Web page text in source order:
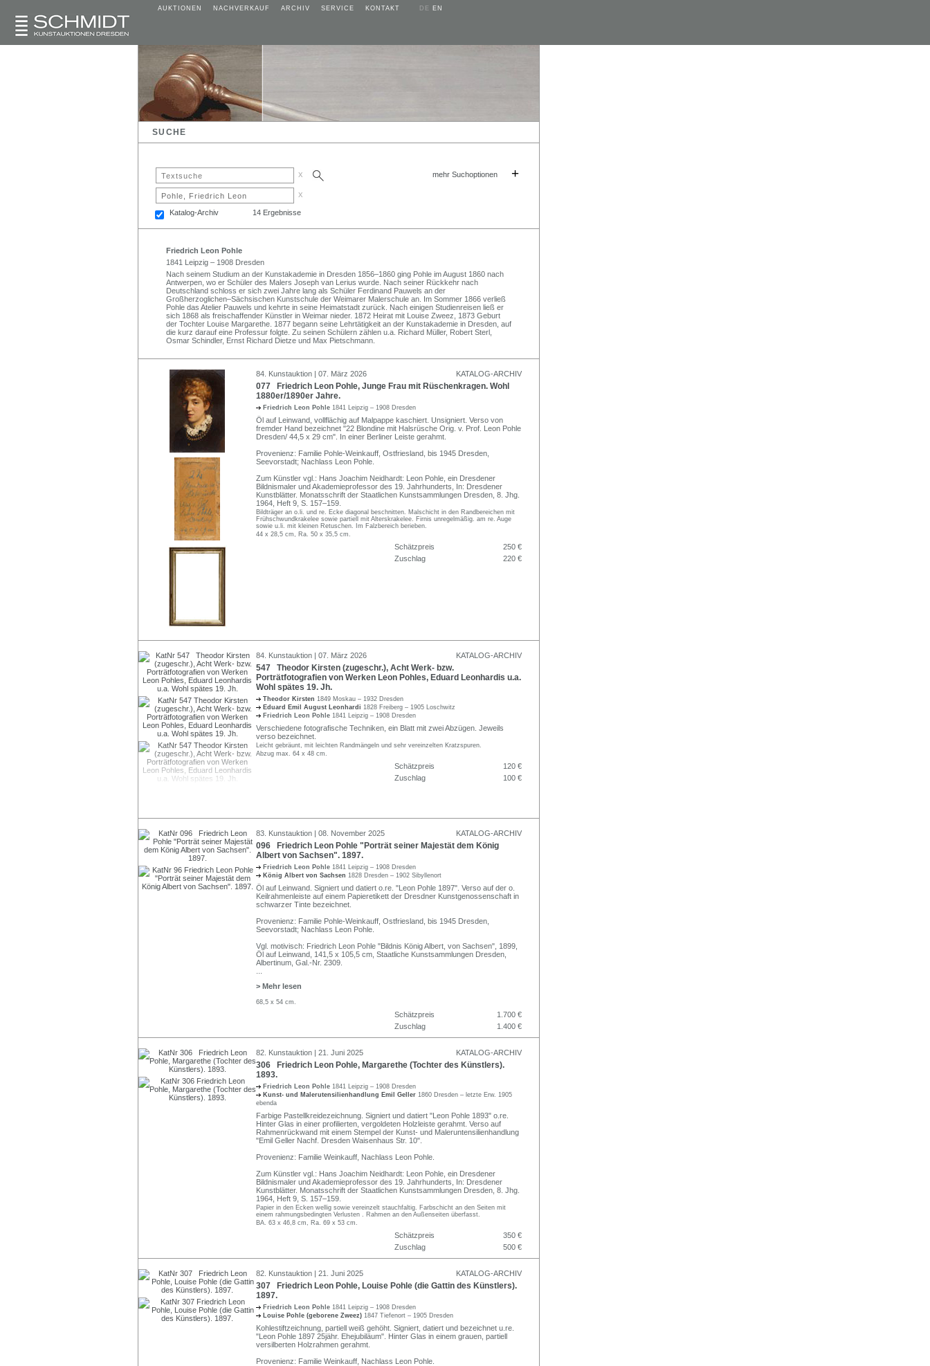
AUKTIONEN NACHVERKAUF ARCHIV SERVICE KONTAKT DE EN
SUCHE
x mehr Suchoptionen +
x
Katalog-Archiv 14 Ergebnisse
Friedrich Leon Pohle
1841 Leipzig – 1908 Dresden
Nach seinem Studium an der Kunstakademie in Dresden 1856–1860 ging Pohle im August 1860 nach
Antwerpen, wo er Schüler des Malers Joseph van Lerius wurde. Nach seiner Rückkehr nach
Deutschland schloss er sich zwei Jahre lang als Schüler Ferdinand Pauwels an der
Großherzoglichen–Sächsischen Kunstschule der Weimarer Malerschule an. Im Sommer 1866 verließ
Pohle das Atelier Pauwels und kehrte in seine Heimatstadt zurück. Nach einigen Studienreisen ließ er
sich 1868 als freischaffender Künstler in Weimar nieder. 1872 Heirat mit Louise Zweez, 1873 Geburt
der Tochter Louise Margarethe. 1877 begann seine Lehrtätigkeit an der Kunstakademie in Dresden, auf
die kurz darauf eine Professur folgte. Zu seinen Schülern zählen u.a. Richard Müller, Robert Sterl,
Osmar Schindler, Ernst Richard Dietze und Max Pietschmann.
84. Kunstauktion | 07. März 2026 KATALOG-ARCHIV
077 Friedrich Leon Pohle, Junge Frau mit Rüschenkragen. Wohl
1880er/1890er Jahre.
Friedrich Leon Pohle 1841 Leipzig – 1908 Dresden
Öl auf Leinwand, vollflächig auf Malpappe kaschiert. Unsigniert. Verso von
fremder Hand bezeichnet "22 Blondine mit Halsrüsche Orig. v. Prof. Leon Pohle
Dresden/ 44,5 x 29 cm". In einer Berliner Leiste gerahmt.
Provenienz: Familie Pohle-Weinkauff, Ostfriesland, bis 1945 Dresden,
Seevorstadt; Nachlass Leon Pohle.
Zum Künstler vgl.: Hans Joachim Neidhardt: Leon Pohle, ein Dresdener
Bildnismaler und Akademieprofessor des 19. Jahrhunderts, In: Dresdener
Kunstblätter. Monatsschrift der Staatlichen Kunstsammlungen Dresden, 8. Jhg.
1964, Heft 9, S. 157–159.
Bildträger an o.li. und re. Ecke diagonal beschnitten. Malschicht in den Randbereichen mit
Frühschwundkrakelee sowie partiell mit Alterskrakelee. Firnis unregelmäßig. am re. Auge
sowie u.li. mit kleinen Retuschen. Im Falzbereich berieben.
44 x 28,5 cm, Ra. 50 x 35,5 cm.
Schätzpreis
250 €
Zuschlag
220 €
84. Kunstauktion | 07. März 2026 KATALOG-ARCHIV
547 Theodor Kirsten (zugeschr.), Acht Werk- bzw.
Porträtfotografien von Werken Leon Pohles, Eduard Leonhardis u.a.
Wohl spätes 19. Jh.
Theodor Kirsten 1849 Moskau – 1932 Dresden
Eduard Emil August Leonhardi 1828 Freiberg – 1905 Loschwitz
Friedrich Leon Pohle 1841 Leipzig – 1908 Dresden
Verschiedene fotografische Techniken, ein Blatt mit zwei Abzügen. Jeweils
verso bezeichnet.
Leicht gebräunt, mit leichten Randmängeln und sehr vereinzelten Kratzspuren.
Abzug max. 64 x 48 cm.
Schätzpreis
120 €
Zuschlag
100 €
83. Kunstauktion | 08. November 2025 KATALOG-ARCHIV
096 Friedrich Leon Pohle "Porträt seiner Majestät dem König
Albert von Sachsen". 1897.
Friedrich Leon Pohle 1841 Leipzig – 1908 Dresden
König Albert von Sachsen 1828 Dresden – 1902 Sibyllenort
Öl auf Leinwand. Signiert und datiert o.re. "Leon Pohle 1897". Verso auf der o.
Keilrahmenleiste auf einem Papieretikett der Dresdner Kunstgenossenschaft in
schwarzer Tinte bezeichnet.
Provenienz: Familie Pohle-Weinkauff, Ostfriesland, bis 1945 Dresden,
Seevorstadt; Nachlass Leon Pohle.
Vgl. motivisch: Friedrich Leon Pohle "Bildnis König Albert, von Sachsen", 1899,
Öl auf Leinwand, 141,5 x 105,5 cm, Staatliche Kunstsammlungen Dresden,
Albertinum, Gal.-Nr. 2309.
> Mehr lesen
68,5 x 54 cm.
Schätzpreis
1.700 €
Zuschlag
1.400 €
82. Kunstauktion | 21. Juni 2025 KATALOG-ARCHIV
306 Friedrich Leon Pohle, Margarethe (Tochter des Künstlers).
1893.
Friedrich Leon Pohle 1841 Leipzig – 1908 Dresden
Kunst- und Malerutensilienhandlung Emil Geller 1860 Dresden – letzte Erw. 1905
ebenda
Farbige Pastellkreidezeichnung. Signiert und datiert "Leon Pohle 1893" o.re.
Hinter Glas in einer profilierten, vergoldeten Holzleiste gerahmt. Verso auf
Rahmenrückwand mit einem Stempel der Kunst- und Maleruntensilienhandlung
"Emil Geller Nachf. Dresden Waisenhaus Str. 10".
Provenienz: Familie Weinkauff, Nachlass Leon Pohle.
Zum Künstler vgl.: Hans Joachim Neidhardt: Leon Pohle, ein Dresdener
Bildnismaler und Akademieprofessor des 19. Jahrhunderts, In: Dresdener
Kunstblätter. Monatsschrift der Staatlichen Kunstsammlungen Dresden, 8. Jhg.
1964, Heft 9, S. 157–159.
Papier in den Ecken wellig sowie vereinzelt stauchfaltig. Farbschicht an den Seiten mit
einem rahmungsbedingten Verlusten . Rahmen an den Außenseiten überfasst.
BA. 63 x 46,8 cm, Ra. 69 x 53 cm.
Schätzpreis
350 €
Zuschlag
500 €
82. Kunstauktion | 21. Juni 2025 KATALOG-ARCHIV
307 Friedrich Leon Pohle, Louise Pohle (die Gattin des Künstlers).
1897.
Friedrich Leon Pohle 1841 Leipzig – 1908 Dresden
Louise Pohle (geborene Zweez) 1847 Tiefenort – 1905 Dresden
Kohlestiftzeichnung, partiell weiß gehöht. Signiert, datiert und bezeichnet u.re.
"Leon Pohle 1897 25jähr. Ehejubiläum". Hinter Glas in einem grauen, partiell
versilberten Holzrahmen gerahmt.
Provenienz: Familie Weinkauff, Nachlass Leon Pohle.